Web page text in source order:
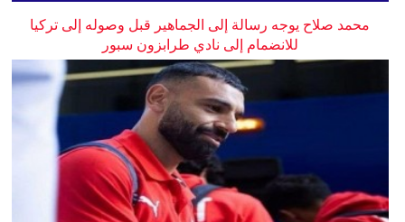
محمد صلاح يوجه رسالة إلى الجماهير قبل وصوله إلى تركيا
للانضمام إلى نادي طرابزون سبور